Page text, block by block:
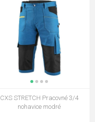
CXS STRETCH Pracovné 3/4
nohavice modré